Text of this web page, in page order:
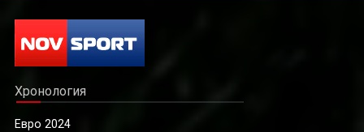
Хронология
Евро 2024